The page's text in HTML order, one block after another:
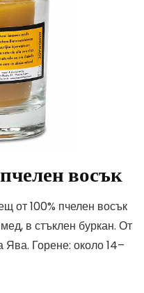
восък
от 100% пчелен восък
в стъклен буркан. От
Ява. Горене: около 14–